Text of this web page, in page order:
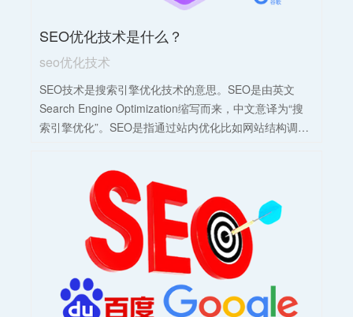
SEO优化技术是什么？
seo优化技术
SEO技术是搜索引擎优化技术的意思。SEO是由英文
Search Engine Optimization缩写而来，中文意译为“搜
索引擎优化”。SEO是指通过站内优化比如网站结构调
收录排名需求，在搜索引擎中提高关键词排名，从而把
精准用户带到网站，获得免费流量，产生直接销售或品
牌推广。它涉及对网站结构、内容、关键词、外部链接
等方面的优化，旨在使网站更符合搜索引擎的排名算
法，提高网站在搜索结果中的排名。SEO优化技术包括
白帽SEO和黑帽SEO两种，前者遵循搜索引擎的接受原
则，通过正规技术和方式提高网站排名；后者则采用欺